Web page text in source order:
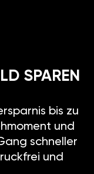
SPAREN
bis zu
und
schneller
und